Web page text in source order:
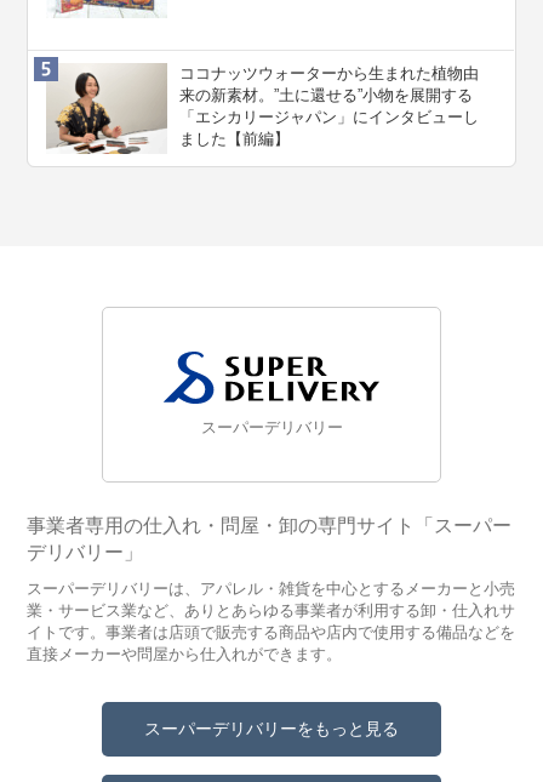
ココナッツウォーターから生まれた植物由
来の新素材。”⼟に還せる”小物を展開する
「エシカリージャパン」にインタビューし
ました【前編】
スーパーデリバリー
事業者専用の仕入れ・問屋・卸の専門サイト「スーパー
デリバリー」
スーパーデリバリーは、アパレル・雑貨を中心とするメーカーと小売
業・サービス業など、ありとあらゆる事業者が利用する卸・仕入れサ
イトです。事業者は店頭で販売する商品や店内で使用する備品などを
直接メーカーや問屋から仕入れができます。
スーパーデリバリーをもっと見る